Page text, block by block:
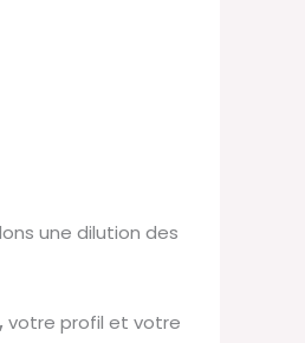
une dilution des
votre profil et votre